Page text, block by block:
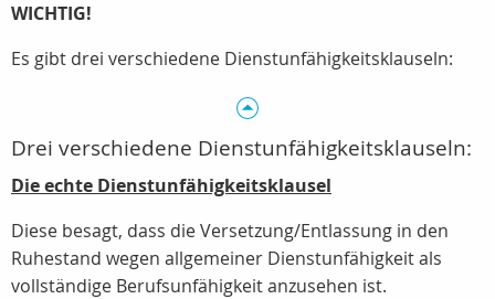
WICHTIG!
Es gibt drei verschiedene Dienstunfähigkeitsklauseln:
Drei verschiedene Dienstunfähigkeitsklauseln:
Die echte Dienstunfähigkeitsklausel
Diese besagt, dass die Versetzung/Entlassung in den
Ruhestand wegen allgemeiner Dienstunfähigkeit als
vollständige Berufsunfähigkeit anzusehen ist.